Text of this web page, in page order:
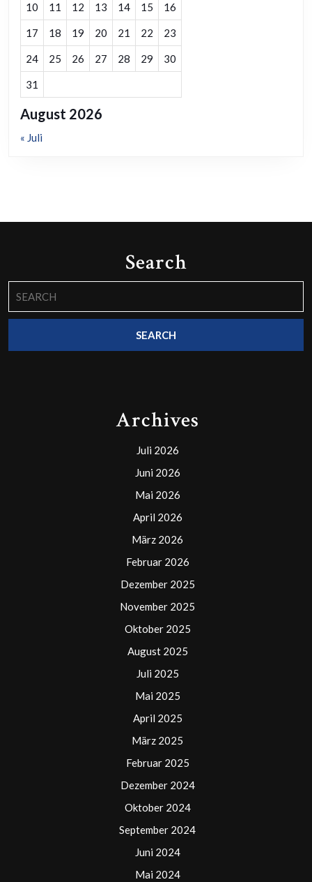
August 2026
10 11 12 13 14 15 16
17 18 19 20 21 22 23
24 25 26 27 28 29 30
31
« Juli
Search
for:
Archives
Juli 2026
Juni 2026
Mai 2026
April 2026
März 2026
Februar 2026
Dezember 2025
November 2025
Oktober 2025
August 2025
Juli 2025
Mai 2025
April 2025
März 2025
Februar 2025
Dezember 2024
Oktober 2024
September 2024
Juni 2024
Mai 2024